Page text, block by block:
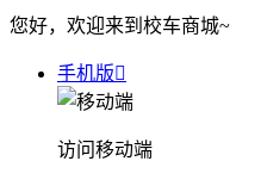
您好，欢迎来到校车商城~
手机版
访问移动端